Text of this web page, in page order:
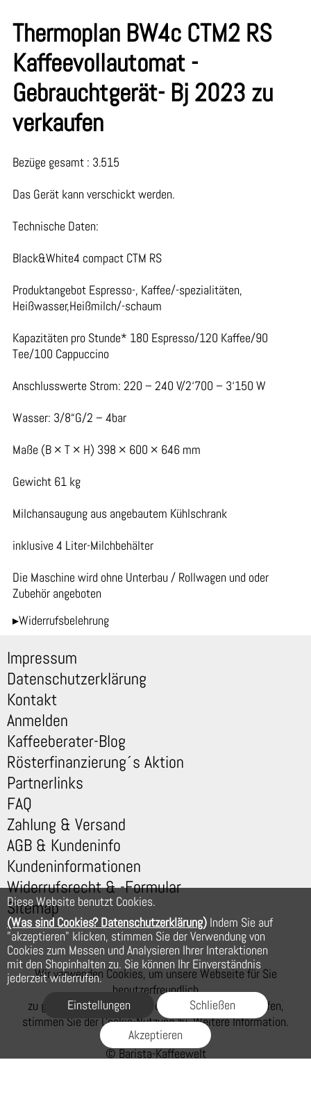
Diese Website benutzt Cookies.
(Was sind Cookies? Datenschutzerklärung) Indem Sie auf
"akzeptieren" klicken, stimmen Sie der Verwendung von
Cookies zum Messen und Analysieren Ihrer Interaktionen
mit den Shopinhalten zu. Sie können Ihr Einverständnis
jederzeit widerrufen.
Einstellungen
Schließen
Akzeptieren
Thermoplan BW4c CTM2 RS
Kaffeevollautomat -
Gebrauchtgerät- Bj 2023 zu
verkaufen
Bezüge gesamt : 3.515
Das Gerät kann verschickt werden.
Technische Daten:
Black&White4 compact CTM RS
Produktangebot Espresso-, Kaffee/-spezialitäten,
Heißwasser,Heißmilch/-schaum
Kapazitäten pro Stunde* 180 Espresso/120 Kaffee/90
Tee/100 Cappuccino
Anschlusswerte Strom: 220 – 240 V/2‘700 – 3‘150 W
Wasser: 3/8“G/2 – 4bar
Maße (B × T × H) 398 × 600 × 646 mm
Gewicht 61 kg
Milchansaugung aus angebautem Kühlschrank
inklusive 4 Liter-Milchbehälter
Die Maschine wird ohne Unterbau / Rollwagen und oder
Zubehör angeboten
▸Widerrufsbelehrung
Impressum
Datenschutzerklärung
Kontakt
Anmelden
Kaffeeberater-Blog
Rösterfinanzierung´s Aktion
Partnerlinks
FAQ
Zahlung & Versand
AGB & Kundeninfo
Kundeninformationen
Widerrufsrecht & -Formular
Sitemap
Wir verwenden Cookies, um unsere Webseite für Sie
benutzerfreundlich
zu gestalten. Wenn Sie auf der Webseite weiter surfen,
stimmen Sie der Cookie-Nutzung zu. Weitere Information.
© Barista-Kaffeewelt